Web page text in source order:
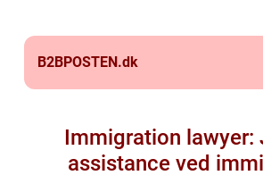
B2BPOSTEN.dk
Immigration lawyer:
assistance ved